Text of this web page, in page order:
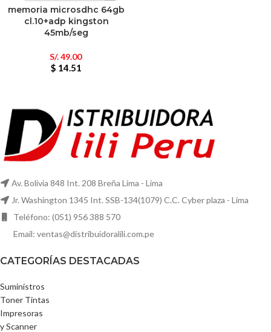
memoria microsdhc 64gb
cl.10+adp kingston
45mb/seg
S/.49.00
$ 14.51
Av. Bolivia 848 Int. 208 Breña Lima - Lima
Jr. Washington 1345 Int. SSB-134(1079) C.C. Cyber plaza - Lima
Teléfono: (051) 956 388 570
Email: ventas@distribuidoralili.com.pe
CATEGORÍAS DESTACADAS
Suministros
Toner Tintas
Impresoras
y Scanner